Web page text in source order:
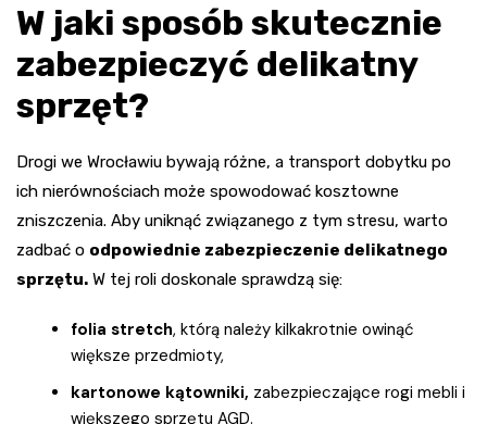
W jaki sposób skutecznie
zabezpieczyć delikatny
sprzęt?
Drogi we Wrocławiu bywają różne, a transport dobytku po
ich nierównościach może spowodować kosztowne
zniszczenia. Aby uniknąć związanego z tym stresu, warto
zadbać o odpowiednie zabezpieczenie delikatnego
sprzętu. W tej roli doskonale sprawdzą się:
folia stretch, którą należy kilkakrotnie owinąć
większe przedmioty,
kartonowe kątowniki, zabezpieczające rogi mebli i
większego sprzętu AGD.